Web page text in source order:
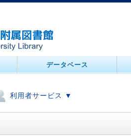
データベース
利用者サービス ▼